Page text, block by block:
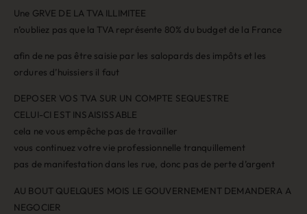
Une GRVE DE LA TVA ILLIMITEE
n’oubliez pas que la TVA représente 80% du budget de la France
afin de ne pas être saisie par les salopards des impôts et les
ordures d’huissiers il faut
DEPOSER VOS TVA SUR UN COMPTE SEQUESTRE
CELUI-CI EST INSAISISSABLE
cela ne vous empêche pas de travailler
vous continuez votre vie professionnelle tranquillement
pas de manifestation dans les rue, donc pas de perte d’argent
AU BOUT QUELQUES MOIS LE GOUVERNEMENT DEMANDERA A
NEGOCIER